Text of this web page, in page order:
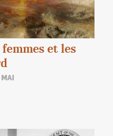
femmes et les